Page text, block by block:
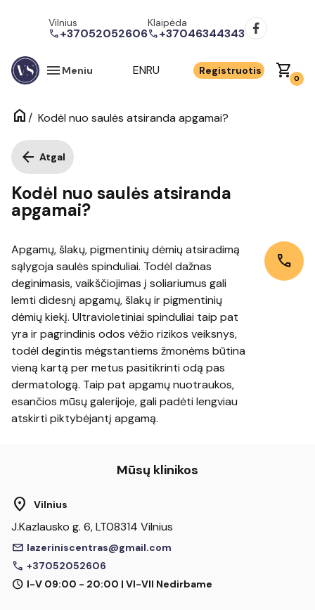
Vilnius
call+37052052606
Klaipėda
call+37046344343
menu Meniu ENRU Registruotis shopping_cart0
home/ Kodėl nuo saulės atsiranda apgamai?
arrow_back Atgal
Kodėl nuo saulės atsiranda
apgamai?
Apgamų, šlakų, pigmentinių dėmių atsiradimą
sąlygoja saulės spinduliai. Todėl dažnas
deginimasis, vaikščiojimas į soliariumus gali
lemti didesnį apgamų, šlakų ir pigmentinių
dėmių kiekį. Ultravioletiniai spinduliai taip pat
yra ir pagrindinis odos vėžio rizikos veiksnys,
todėl degintis mėgstantiems žmonėms būtina
vieną kartą per metus pasitikrinti odą pas
dermatologą. Taip pat apgamų nuotraukos,
esančios mūsų galerijoje, gali padėti lengviau
atskirti piktybėjantį apgamą.
call
Mūsų klinikos
location_on Vilnius
J.Kazlausko g. 6, LT08314 Vilnius
mail lazeriniscentras@gmail.com
call +37052052606
schedule I-V 09:00 - 20:00 | VI-VII Nedirbame